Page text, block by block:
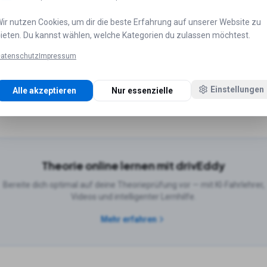
Hamburg Fahrschulen inMünchen Fahrschulen in
in Fahrschulen inDortmund
Theorie online lernen mit drivEddy
Bereite dich optimal auf deine Theorieprüfung vor — mit KI-Fahrlehrer,
Videos und intelligenter Lernhilfe.
Mehr erfahren
nutzen Cookies, um dir die beste Erfahrung auf unserer Website zu
Du kannst wählen, welche Kategorien du zulassen möchtest.
Impressum
Alle akzeptieren Nur essenzielle Einstellungen